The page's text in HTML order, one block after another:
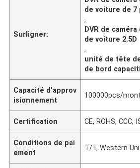
Surligner:
de voiture de 7
,
DVR de
de voiture 2.5D
,
unité de tête
de bord
Capacité d'approv
isionnement
100000pcs/
Certification CE, ROHS, CCC,
Conditions de pai
ement
T/T, Western